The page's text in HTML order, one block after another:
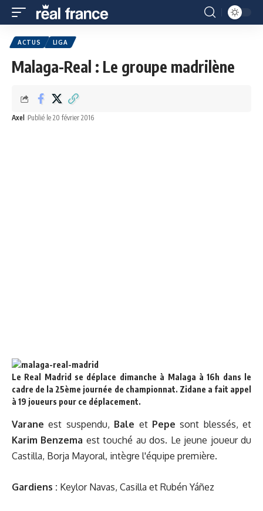
ACTUS LIGA
Malaga-Real : Le groupe madrilène
Axel Publié le 20 février 2016
Le Real Madrid se déplace dimanche à Malaga à 16h dans le
cadre de la 25ème journée de championnat. Zidane a fait appel
à 19 joueurs pour ce déplacement.
Varane est suspendu, Bale et Pepe sont blessés, et
Karim Benzema est touché au dos. Le jeune joueur du
Castilla, Borja Mayoral, intègre l'équipe première.
Gardiens : Keylor Navas, Casilla et Rubén Yáñez